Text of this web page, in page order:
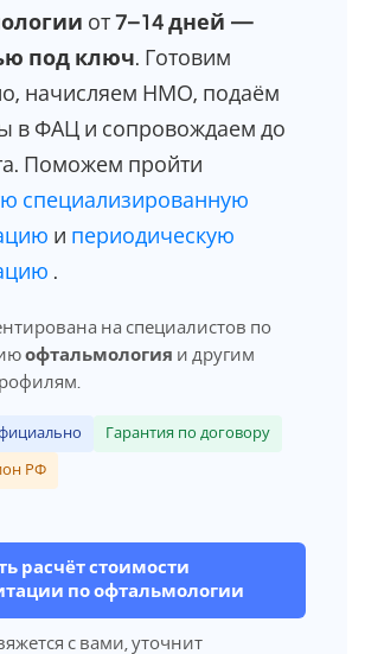
от 7–14 дней —
под ключ. Готовим
начисляем НМО, подаём
в ФАЦ и сопровождаем до
Поможем пройти
специализированную
и периодическую
.
на специалистов по
офтальмология и другим
Гарантия по договору
РФ
расчёт стоимости
по офтальмологии
с вами, уточнит